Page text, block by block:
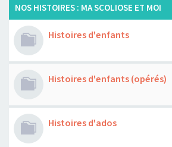
NOS HISTOIRES : MA SCOLIOSE ET MOI
Histoires d'enfants
Histoires d'enfants (opérés)
Histoires d'ados